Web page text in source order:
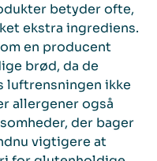
betyder ofte,
ekstra ingrediens.
en producent
brød, da de
luftrensningen ikke
allergener også
der bager
vigtigere at